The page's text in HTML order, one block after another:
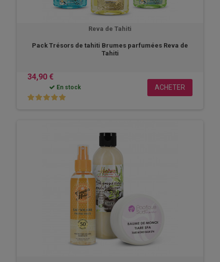
Reva de Tahiti
Pack Trésors de tahiti Brumes parfumées Reva de
Tahiti
34,90 €
En stock ACHETER